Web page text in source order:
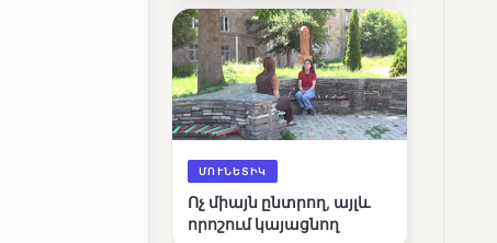
արդյունքները
ՄՈՒՆԵՏԻԿ
Ոչ միայն ընտրող, այլև
որոշում կայացնող